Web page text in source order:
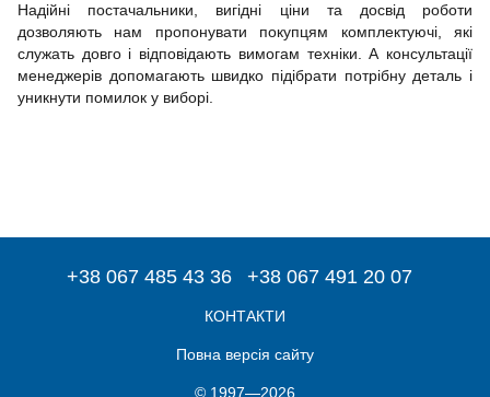
Надійні постачальники, вигідні ціни та досвід роботи
дозволяють нам пропонувати покупцям комплектуючі, які
служать довго і відповідають вимогам техніки. А консультації
менеджерів допомагають швидко підібрати потрібну деталь і
уникнути помилок у виборі.
+38 067 485 43 36 +38 067 491 20 07
КОНТАКТИ
Повна версія сайту
© 1997—2026